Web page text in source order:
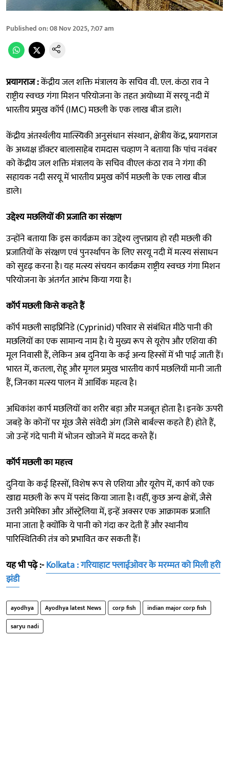
Published on:08 Nov 2025, 7:07 am
प्रयागराज :केंद्रीय जल शक्ति मंत्रालय के सचिव वी. एल. कंठा राव ने
राष्ट्रीय स्वच्छ गंगा मिशन परियोजना के तहत अयोध्या में सरयू नदी में
भारतीय प्रमुख कॉर्प (IMC) मछली के एक लाख बीज डाले।
केंद्रीय अंतर्स्थलीय मात्स्यिकी अनुसंधान संस्थान, क्षेत्रीय केंद्र, प्रयागराज
के अध्यक्ष डॉक्टर बालासाहेब रामदास चव्हाण ने बताया कि पांच नवंबर
को केंद्रीय जल शक्ति मंत्रालय के सचिव वीएल कंठा राव ने गंगा की
सहायक नदी सरयू में भारतीय प्रमुख कॉर्प मछली के एक लाख बीज
डाले।
उद्देश्य मछलियों की प्रजाति का संरक्षण
उन्होंने बताया कि इस कार्यक्रम का उद्देश्य लुप्तप्राय हो रही मछली की
प्रजातियों के संरक्षण एवं पुनर्स्थापन के लिए सरयू नदी में मत्स्य संसाधन
को सुदृढ़ करना है। यह मत्स्य संचयन कार्यक्रम राष्ट्रीय स्वच्छ गंगा मिशन
परियोजना के अंतर्गत आरंभ किया गया है।
कॉर्प मछली किसे कहते हैं
कॉर्प मछली साइप्रिनिडे (Cyprinid) परिवार से संबंधित मीठे पानी की
मछलियों का एक सामान्य नाम है। ये मुख्य रूप से यूरोप और एशिया की
मूल निवासी हैं, लेकिन अब दुनिया के कई अन्य हिस्सों में भी पाई जाती हैं।
भारत में, कतला, रोहू और मृगल प्रमुख भारतीय कार्प मछलियाँ मानी जाती
हैं, जिनका मत्स्य पालन में आर्थिक महत्व है।
अधिकांश कार्प मछलियों का शरीर बड़ा और मजबूत होता है। इनके ऊपरी
जबड़े के कोनों पर मूंछ जैसे संवेदी अंग (जिसे बार्बल्स कहते हैं) होते हैं,
जो उन्हें गंदे पानी में भोजन खोजने में मदद करते हैं।
कॉर्प मछली का महत्त्व
दुनिया के कई हिस्सों, विशेष रूप से एशिया और यूरोप में, कार्प को एक
खाद्य मछली के रूप में पसंद किया जाता है। वहीं, कुछ अन्य क्षेत्रों, जैसे
उत्तरी अमेरिका और ऑस्ट्रेलिया में, इन्हें अक्सर एक आक्रामक प्रजाति
माना जाता है क्योंकि ये पानी को गंदा कर देती हैं और स्थानीय
पारिस्थितिकी तंत्र को प्रभावित कर सकती हैं।
यह भी पढ़े :-Kolkata : गरियाहाट फ्लाईओवर के मरम्मत को मिली हरी
झंडी
ayodhya Ayodhya latest News corp fish
indian major corp fish
saryu nadi